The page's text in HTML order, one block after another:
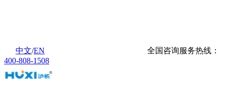
中文/EN
全国咨询服务热线：
400-808-1508